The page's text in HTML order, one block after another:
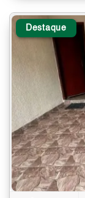
Destaque